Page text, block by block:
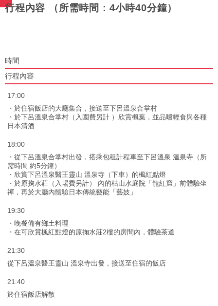
行程內容 （所需時間：4小時40分鐘）
時間
行程內容
17:00
・於住宿飯店的大廳集合，接送至下呂溫泉合掌村
・於下呂溫泉合掌村（入園費另計 ）欣賞楓葉，並品嚐輕食與各種
日本清酒
18:00
・從下呂溫泉合掌村出發，搭乘包租計程車至下呂溫泉 溫泉寺（所
需時間 約5分鐘）
・欣賞下呂溫泉醫王靈山 溫泉寺（下車）的楓紅點燈
・於原掬水莊（入場費另計） 內的枯山水庭院「龍紅窟」前體驗坐
禪，再於大廳內體驗日本傳統藝能「藝妓」
19:30
・晚餐備有鄉土料理
・在可欣賞楓紅點燈的原掬水莊2樓的房間內，體驗茶道
21:30
從下呂溫泉醫王靈山 溫泉寺出發，接送至住宿的飯店
21:40
於住宿飯店解散